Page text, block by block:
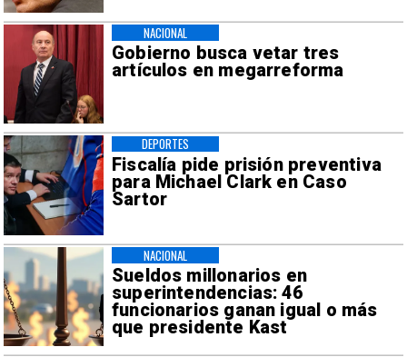
Gobierno busca vetar tres
artículos en megarreforma
NACIONAL
Fiscalía pide prisión preventiva
para Michael Clark en Caso
Sartor
DEPORTES
Sueldos millonarios en
superintendencias: 46
funcionarios ganan igual o más
que presidente Kast
NACIONAL